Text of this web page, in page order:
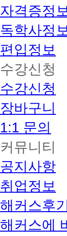
자격증정보
독학사정보
편입정보
수강신청
수강신청
장바구니
1:1 문의
커뮤니티
공지사항
취업정보
해커스후기
해커스에